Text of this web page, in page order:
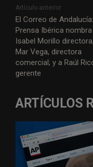
Artículo anterior
El Correo de Andalucía:
Prensa Ibérica
Isabel Morillo
Mar Vega, directora
comercial; y a Raúl
gerente
ARTÍCULOS